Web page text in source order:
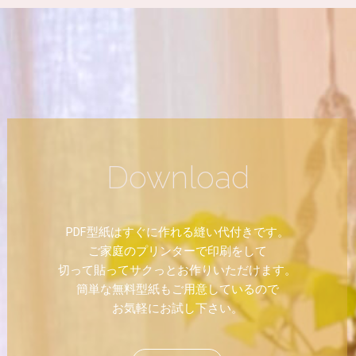
Download
PDF型紙はすぐに作れる縫い代付きです。
ご家庭のプリンターで印刷をして
切って貼ってサクっとお作りいただけます。
簡単な無料型紙もご用意しているので
お気軽にお試し下さい。